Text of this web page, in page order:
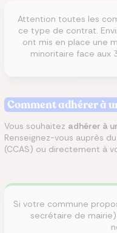
Attention toutes les
ce type de contrat.
ont mis en place une
minoritaire face aux
Comment adhérer à
Vous souhaitez adhérer à
Renseignez-vous auprès
(CCAS) ou directement à
Si votre commune
secrétaire de